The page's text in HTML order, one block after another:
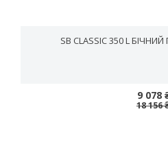
SB CLASSIC 350 L
9 078
18 156